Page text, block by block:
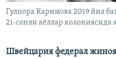
Гулнора Каримова 2019 йил
21-сонли аёллар
Швейцария федерал